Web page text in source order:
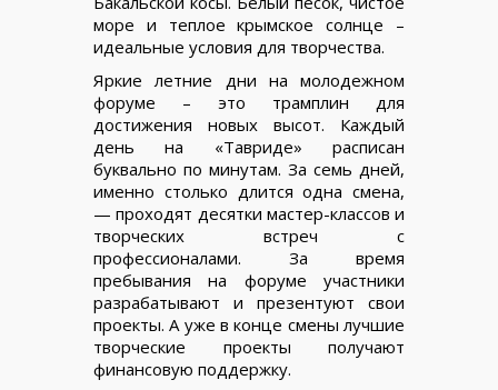
море и теплое крымское солнце –
идеальные условия для творчества.
Яркие летние дни на молодежном
форуме – это трамплин для
достижения новых высот. Каждый
день на «Тавриде» расписан
буквально по минутам. За семь дней,
именно столько длится одна смена,
— проходят десятки мастер-классов и
творческих встреч с
профессионалами. За время
пребывания на форуме участники
разрабатывают и презентуют свои
проекты. А уже в конце смены лучшие
творческие проекты получают
финансовую поддержку.